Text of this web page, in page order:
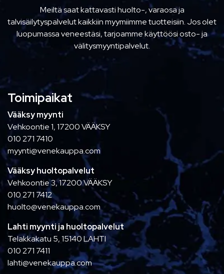
Meiltä saat kattavasti huolto-, varaosa ja
talvisäilytyspalvelut kaikkiin myymiimme tuotteisiin. Jos olet
luopumassa veneestäsi, tarjoamme käyttöösi osto- ja
välitysmyyntipalvelut.
Toimipaikat
Vääksy myynti
Vehkoontie 1, 17200 VÄÄKSY
010 271 7410
myynti@venekauppa.com
Vääksy huoltopalvelut
Vehkoontie 3, 17200 VÄÄKSY
010 271 7412
huolto@venekauppa.com
Lahti myynti ja huoltopalvelut
Telakkakatu 5, 15140 LAHTI
010 271 7411
lahti@venekauppa.com